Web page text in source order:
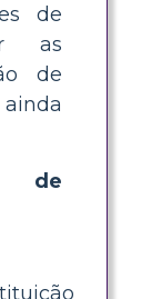
de
as
de
de